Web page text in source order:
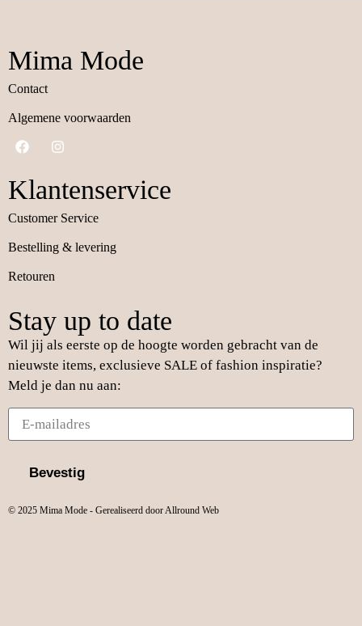
Mima Mode
Contact
Algemene voorwaarden
Klantenservice
Customer Service
Bestelling & levering
Retouren
Stay up to date
Wil jij als eerste op de hoogte worden gebracht van de
nieuwste items, exclusieve SALE of fashion inspiratie?
Meld je dan nu aan:
Bevestig
© 2025 Mima Mode - Gerealiseerd door Allround Web